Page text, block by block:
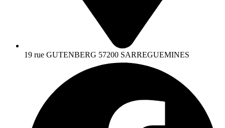
19 rue GUTENBERG 57200 SARREGUEMINES